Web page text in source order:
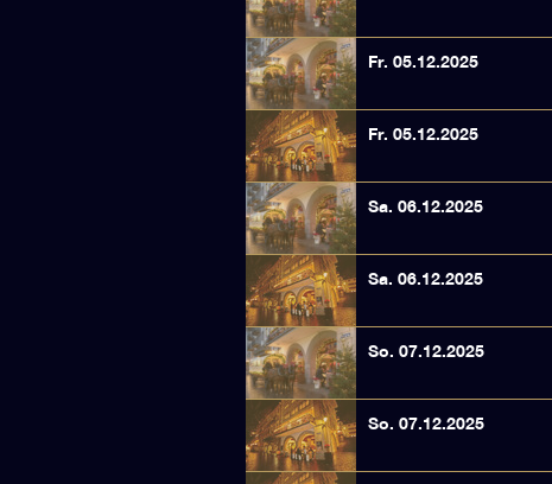
Fr. 05.12.2025
Fr. 05.12.2025
Sa. 06.12.2025
Sa. 06.12.2025
So. 07.12.2025
So. 07.12.2025